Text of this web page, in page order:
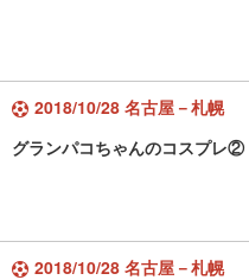
2018/10/28 名古屋－札幌
グランパコちゃんのコスプレ②
2018/10/28 名古屋－札幌